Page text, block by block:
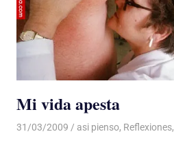
Mi vida apesta
31/03/2009 Luis Castellanos
asi pienso, Reflexiones,